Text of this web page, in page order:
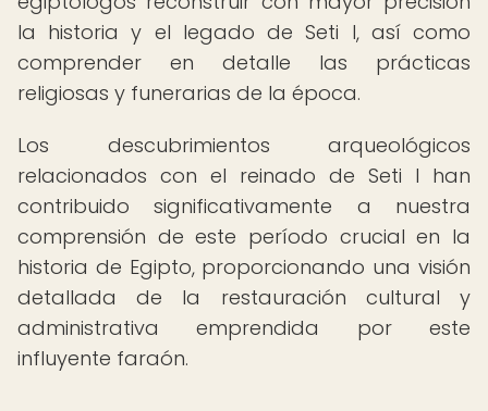
la historia y el legado de Seti I, así como
comprender en detalle las prácticas
religiosas y funerarias de la época.
Los descubrimientos arqueológicos
relacionados con el reinado de Seti I han
contribuido significativamente a nuestra
comprensión de este período crucial en la
historia de Egipto, proporcionando una visión
detallada de la restauración cultural y
administrativa emprendida por este
influyente faraón.